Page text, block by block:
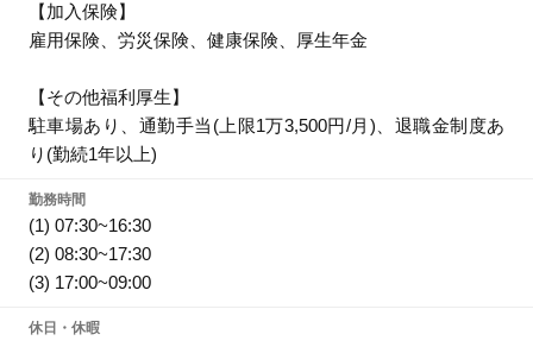
【加入保険】
雇用保険、労災保険、健康保険、厚生年金
【その他福利厚生】
駐車場あり、通勤手当(上限1万3,500円/月)、退職金制度あ
り(勤続1年以上)
勤務時間
(1) 07:30~16:30
(2) 08:30~17:30
(3) 17:00~09:00
休日・休暇